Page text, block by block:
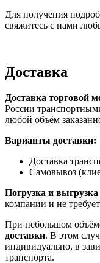
Для получения
свяжитесь с нами
Доставка
Доставка торговой
России
любой объём
Варианты доставки:
Доставка
Самовывоз
Погрузка и выгрузка
компании и не
При небольшом
доставки. В этом
индивидуально, в
транспорта.